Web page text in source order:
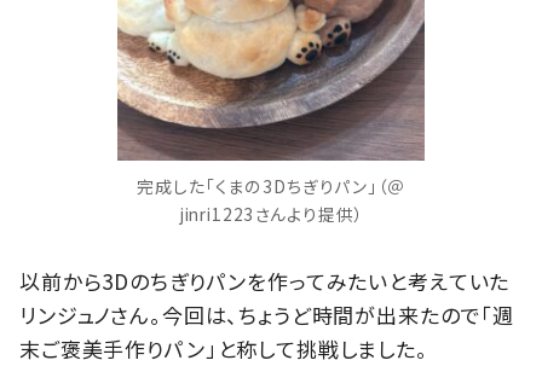
完成した「くまの3Dちぎりパン」（＠
jinri1223さんより提供）
以前から3Dのちぎりパンを作ってみたいと考えていた
リンジュノさん。今回は、ちょうど時間が出来たので「週
末ご褒美手作りパン」と称して挑戦しました。